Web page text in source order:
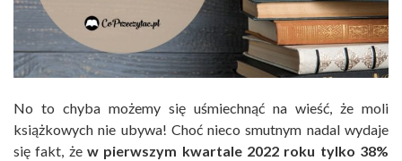
No to chyba możemy się uśmiechnąć na wieść, że moli
książkowych nie ubywa! Choć nieco smutnym nadal wydaje
się fakt, że w pierwszym kwartale 2022 roku tylko 38%